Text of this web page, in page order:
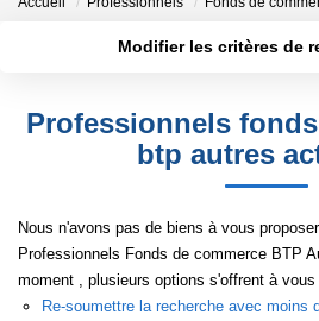
GESTION
CONTACT
Modifier les critères de
Type de bien
Professionnels
btp autres
Nous n'avons pas de biens à vous
Professionnels Fonds de commerce BTP
moment , plusieurs options s'offrent à vous
Re-soumettre la recherche avec moins